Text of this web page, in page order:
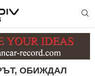
ОБИЖДАЛ